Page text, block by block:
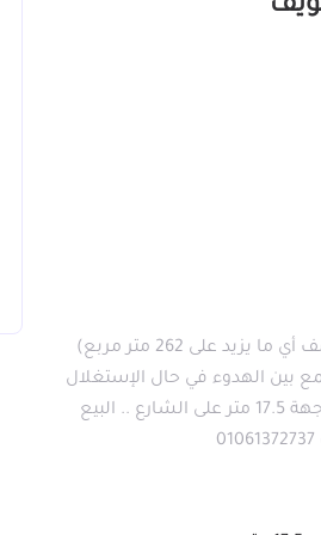
قطعة أرض رائعة صافي مساحتها 210 متر مربع (عقد تملكها الحالي قيراط وتصف أي ما يزيد على 262 متر مربع)
بين الهدوء في حال الإستغلال
السكني وأيضا القرب من وسط المدينة وأطرافها في حال الإستغلال التجاري بواجهة 17.5 متر على الشارع .. البيع